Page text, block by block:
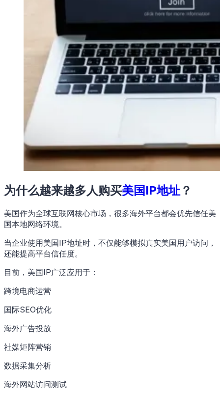
为什么越来越多人购买美国IP地址 ？
美国作为全球互联网核心市场，很多海外平台都会优先信任美
国本地网络环境。
当企业使用美国IP地址时，不仅能够模拟真实美国用户访问，
还能提高平台信任度。
目前，美国IP广泛应用于：
跨境电商运营
国际SEO优化
海外广告投放
社媒矩阵营销
数据采集分析
海外网站访问测试